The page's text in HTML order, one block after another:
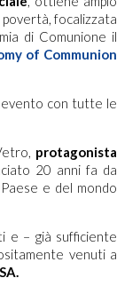
focalizzata
di Comunione il
of Communion
evento con tutte le
protagonista
20 anni fa da
e del mondo
e – già sufficiente
venuti a